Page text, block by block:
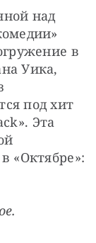
над
в
Уика,
под хит
Эта
«Октябре»: